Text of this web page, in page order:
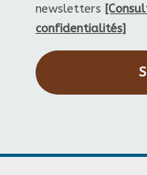
newsletters
confidentialités]